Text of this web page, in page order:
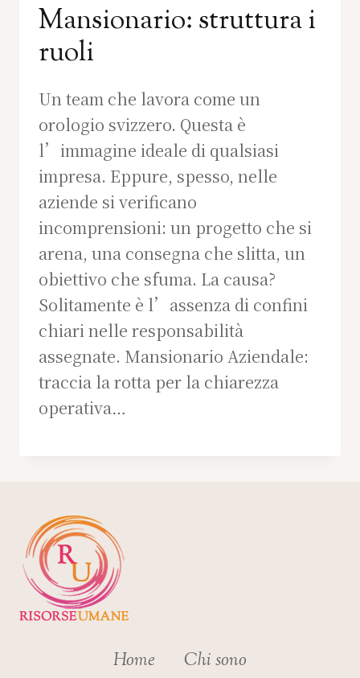
Mansionario: struttura i
ruoli
Un team che lavora come un
orologio svizzero. Questa è
l’immagine ideale di qualsiasi
impresa. Eppure, spesso, nelle
aziende si verificano
incomprensioni: un progetto che si
arena, una consegna che slitta, un
obiettivo che sfuma. La causa?
Solitamente è l’assenza di confini
chiari nelle responsabilità
assegnate. Mansionario Aziendale:
traccia la rotta per la chiarezza
operativa…
Home
Chi sono